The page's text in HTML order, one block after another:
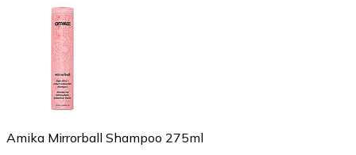
Amika Mirrorball Shampoo 275ml